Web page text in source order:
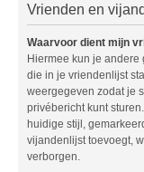
Vrienden en
Waarvoor dient mijn
Hiermee kun je andere
die in je vriendenlijst
weergegeven zodat je
privébericht kunt
huidige stijl,
vijandenlijst toevoegt,
verborgen.